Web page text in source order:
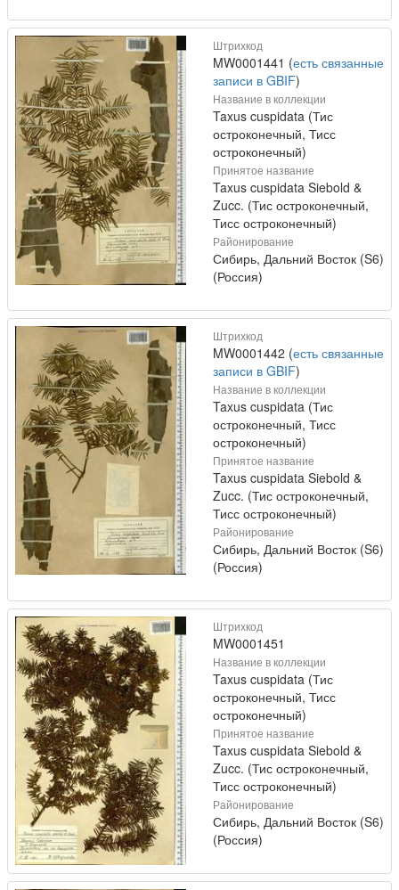
Штрихкод
MW0001441 (есть связанные
записи в GBIF)
Название в коллекции
Taxus cuspidata (Тис
остроконечный, Тисс
остроконечный)
Принятое название
Taxus cuspidata Siebold &
Zucc. (Тис остроконечный,
Тисс остроконечный)
Районирование
Сибирь, Дальний Восток (S6)
(Россия)
Штрихкод
MW0001442 (есть связанные
записи в GBIF)
Название в коллекции
Taxus cuspidata (Тис
остроконечный, Тисс
остроконечный)
Принятое название
Taxus cuspidata Siebold &
Zucc. (Тис остроконечный,
Тисс остроконечный)
Районирование
Сибирь, Дальний Восток (S6)
(Россия)
Штрихкод
MW0001451
Название в коллекции
Taxus cuspidata (Тис
остроконечный, Тисс
остроконечный)
Принятое название
Taxus cuspidata Siebold &
Zucc. (Тис остроконечный,
Тисс остроконечный)
Районирование
Сибирь, Дальний Восток (S6)
(Россия)